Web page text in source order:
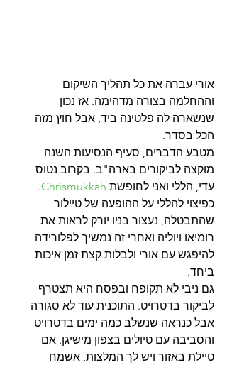
אורי עברה את כל תהליך השיקום
וההחלמה בצורה מדהימה. אז נכון
שנשארה לה פלטינה ביד, אבל חוץ מזה
הכל בסדר.
מטבע הדברים, סעיף הנסיעות השנה
מוקצה לביקורים בארה"ב. בקרוב נטוס
עדי, הללי ואני לחופשת Chrismukkah
.
כפיצוי להללי על ההופעה של טיילור
שהתבטלה, נעצור בניו יורק לראות את
רומיאו ויוליה ואחרי זה נמשיך לפלורידה
להיפגש עם אורי ולבלות קצת זמן איכות
ביחד.
גם ניבי לא תקופח ובפסח היא תצטרף
לביקור בדטרויט. התוכנית עוד לא סגורה
אבל כנראה שנשלב כמה ימים בדטרויט
והסביבה עם טיולים בצפון מישיגן. אם
טיילת באזור ויש לך המלצות, אשמח